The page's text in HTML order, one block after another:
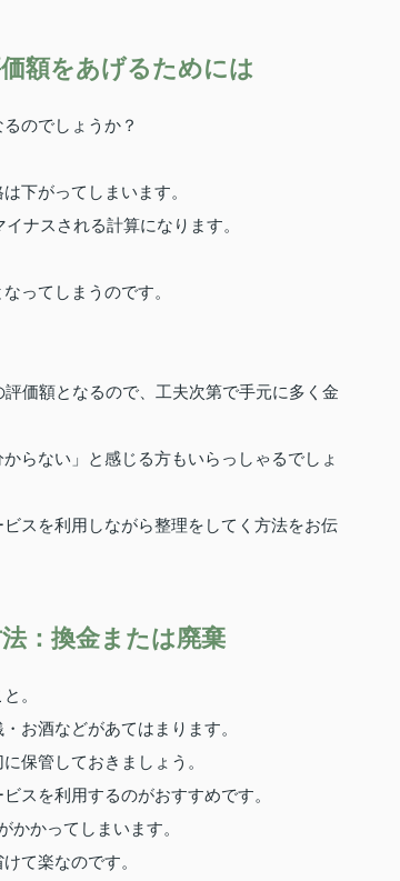
額をあげるためには
のでしょうか？
下がってしまいます。
ナスされる計算になります。
ってしまうのです。
価額となるので、工夫次第で手元に多く金
らない」と感じる方もいらっしゃるでしょ
スを利用しながら整理をしてく方法をお伝
：換金または廃棄
。
お酒などがあてはまります。
保管しておきましょう。
スを利用するのがおすすめです。
かかってしまいます。
て楽なのです。